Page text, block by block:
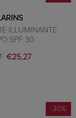
ILLUMINANTE
SPF 30
€25,27
-30%